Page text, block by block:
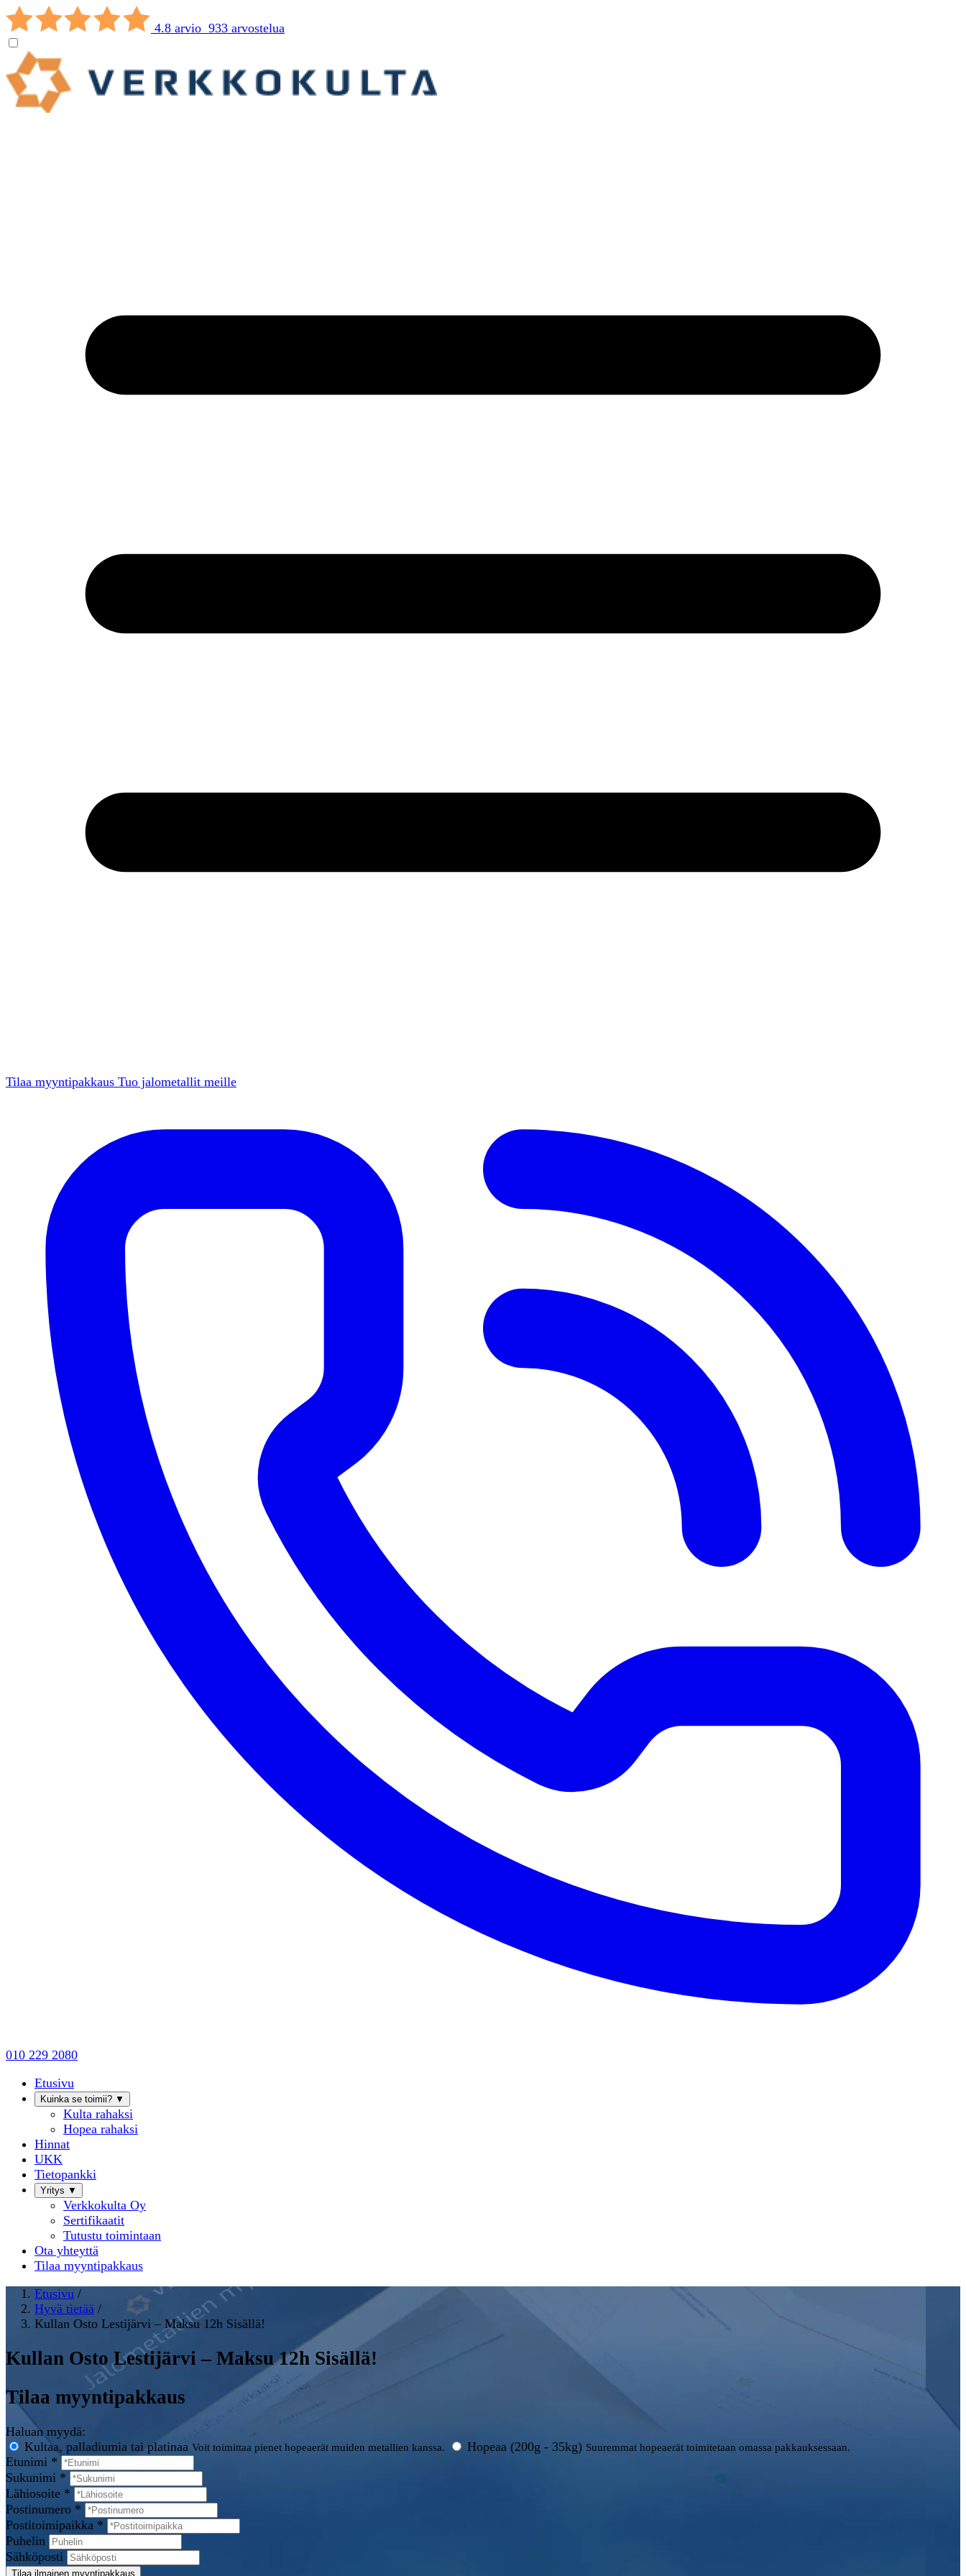
4.8 arvio 933 arvostelua
Tilaa myyntipakkaus Tuo jalometallit meille
010 229 2080
Etusivu
Kuinka se toimii? ▼
Kulta rahaksi
Hopea rahaksi
Hinnat
UKK
Tietopankki
Yritys ▼
Verkkokulta Oy
Sertifikaatit
Tutustu toimintaan
Ota yhteyttä
Tilaa myyntipakkaus
Etusivu /
Hyvä tietää /
Kullan Osto Lestijärvi – Maksu 12h Sisällä!
Kullan Osto Lestijärvi – Maksu 12h Sisällä!
Tilaa myyntipakkaus
Haluan myydä:
Kultaa, palladiumia tai platinaa Voit toimittaa pienet hopeaerät muiden metallien kanssa. Hopeaa (200g - 35kg) Suuremmat hopeaerät toimitetaan omassa pakkauksessaan.
Etunimi *
Sukunimi *
Lähiosoite *
Postinumero *
Postitoimipaikka *
Puhelin
Sähköposti
Tilaa ilmainen myyntipakkaus